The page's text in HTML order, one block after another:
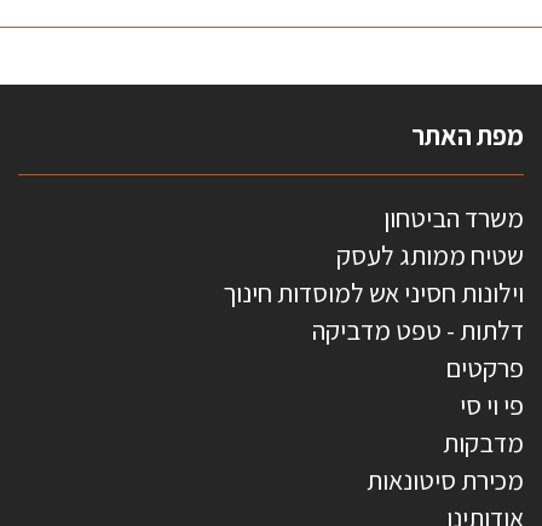
מפת האתר
משרד הביטחון
שטיח ממותג לעסק
וילונות חסיני אש למוסדות חינוך
דלתות - טפט מדביקה
פרקטים
פי וי סי
מדבקות
מכירת סיטונאות
אודותינו